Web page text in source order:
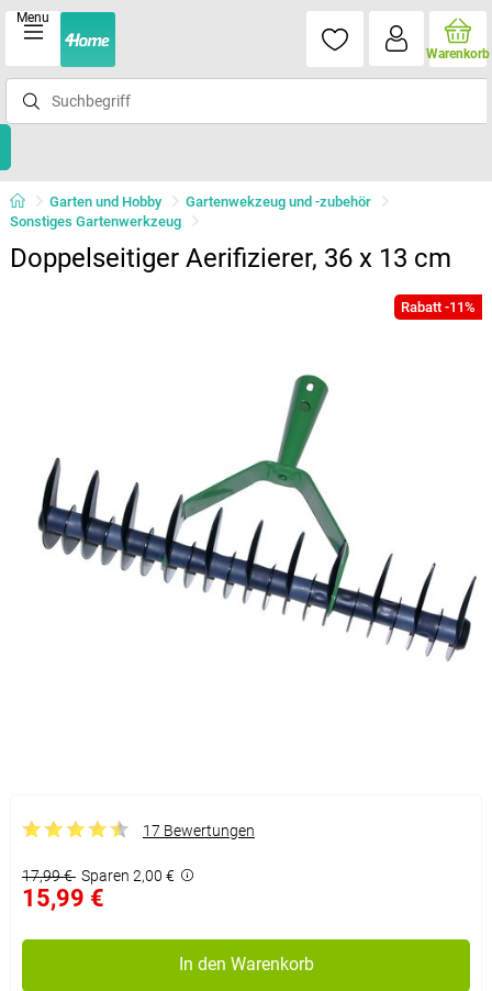
Menu
Warenkorb
Garten und Hobby
Gartenwekzeug und -zubehör
Sonstiges Gartenwerkzeug
Doppelseitiger Aerifizierer, 36 x 13 cm
Rabatt -11%
17 Bewertungen
17,99 € Sparen 2,00 €
15,99 €
In den Warenkorb